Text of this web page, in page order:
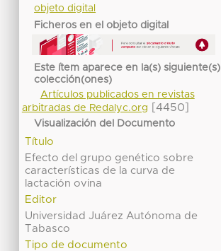
objeto digital
Ficheros en el objeto digital
Este ítem aparece en la(s) siguiente(s)
colección(ones)
Artículos publicados en revistas
arbitradas de Redalyc.org
[4450]
Visualización del Documento
Título
Efecto del grupo genético sobre
características de la curva de
lactación ovina
Editor
Universidad Juárez Autónoma de
Tabasco
Tipo de documento